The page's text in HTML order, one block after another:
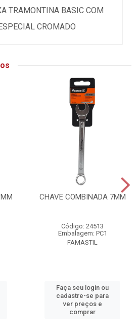
TRAMONTINA BASIC COM
CROMADO
CHAVE COMBINADA 7MM
Código: 24513
Embalagem: PC1
FAMASTIL
Faça seu login ou
cadastre-se para
ver preços e
comprar